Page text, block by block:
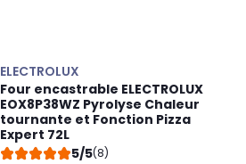
ELECTROLUX
Four encastrable ELECTROLUX
EOX8P38WZ Pyrolyse Chaleur
tournante et Fonction Pizza
Expert 72L
5/5(8)